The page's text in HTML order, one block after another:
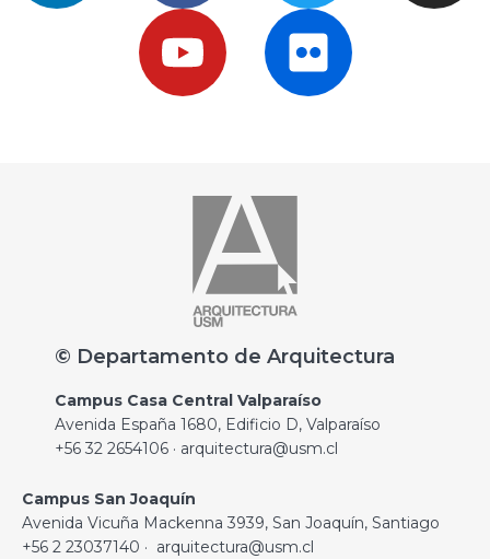
© Departamento de Arquitectura
Campus Casa Central Valparaíso
Avenida España 1680, Edificio D, Valparaíso
+56 32 2654106 · arquitectura@usm.cl
Campus San Joaquín
Avenida Vicuña Mackenna 3939, San Joaquín, Santiago
+56 2 23037140 · arquitectura@usm.cl